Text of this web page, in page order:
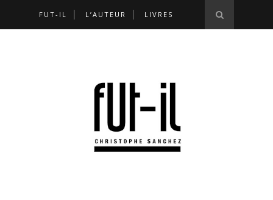
FUT-IL L’AUTEUR LIVRES